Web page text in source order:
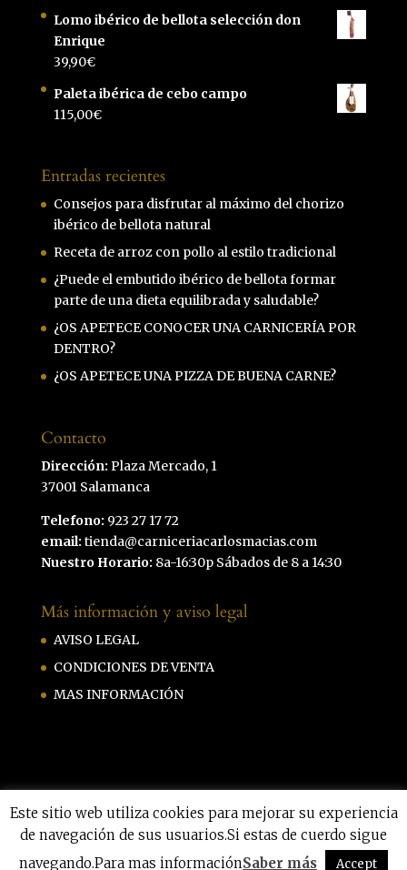
Lomo ibérico de bellota selección don
Enrique
39,90€
Paleta ibérica de cebo campo
115,00€
Entradas recientes
Consejos para disfrutar al máximo del chorizo
ibérico de bellota natural
Receta de arroz con pollo al estilo tradicional
¿Puede el embutido ibérico de bellota formar
parte de una dieta equilibrada y saludable?
¿OS APETECE CONOCER UNA CARNICERÍA POR
DENTRO?
¿OS APETECE UNA PIZZA DE BUENA CARNE?
Contacto
Dirección: Plaza Mercado, 1
37001 Salamanca
Telefono: 923 27 17 72
email: tienda@carniceriacarlosmacias.com
Nuestro Horario: 8a-16:30p Sábados de 8 a 14:30
Más información y aviso legal
AVISO LEGAL
CONDICIONES DE VENTA
MAS INFORMACIÓN
Carniceria Carlos Macias byHazmeweb
|Privacidad|Aviso legal|Cookies
Este sitio web utiliza cookies para mejorar su experiencia
de navegación de sus usuarios.Si estas de cuerdo sigue
navegando.Para mas informaciónSaber más Accept